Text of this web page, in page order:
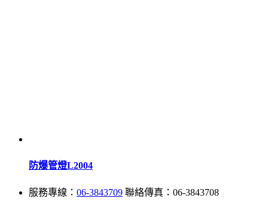
防爆管燈L2004
服務專線： 06-3843709 聯絡傳真：06-3843708